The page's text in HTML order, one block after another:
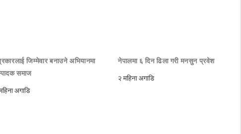
जिम्मेवार बनाउने अभियानमा
समाज
अगाडि
नेपालमा ६ दिन ढिला गरी मनसुन प्रवेश
२ महिना अगाडि